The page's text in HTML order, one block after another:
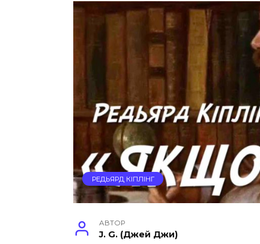
РЕДЬЯРД КІПЛІНГ
АВТОР
J. G. (Джей Джи)